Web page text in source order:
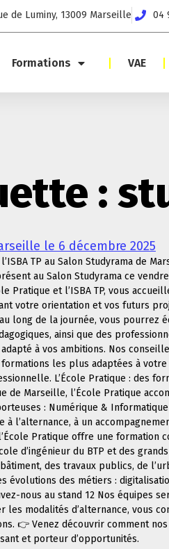
de Luminy, 13009 Marseille 04
Formations VAE
:
le 6 décembre 2025
TP au Salon Studyrama de
au Salon Studyrama ce
Pratique et l’ISBA TP, vous
votre orientation et vos futurs
long de la journée, vous pourrez
ainsi que des
à vos ambitions. Nos
les plus adaptées à
L’École Pratique : des
de Marseille, l’École Pratique
: Numérique &
à l’alternance, à un
Pratique offre une formation
d’ingénieur du BTP et des
des travaux publics, de
évolutions des métiers :
nous au stand 12 Nos équipes
les modalités d’alternance, vous
👉 Venez découvrir comment
et porteur d’opportunités.